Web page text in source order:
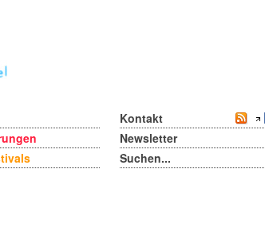
Kontakt
Newsletter